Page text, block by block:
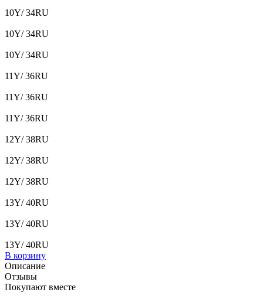
10Y/ 34RU
10Y/ 34RU
10Y/ 34RU
11Y/ 36RU
11Y/ 36RU
11Y/ 36RU
12Y/ 38RU
12Y/ 38RU
12Y/ 38RU
13Y/ 40RU
13Y/ 40RU
13Y/ 40RU
В корзину
Описание
Отзывы
Покупают вместе